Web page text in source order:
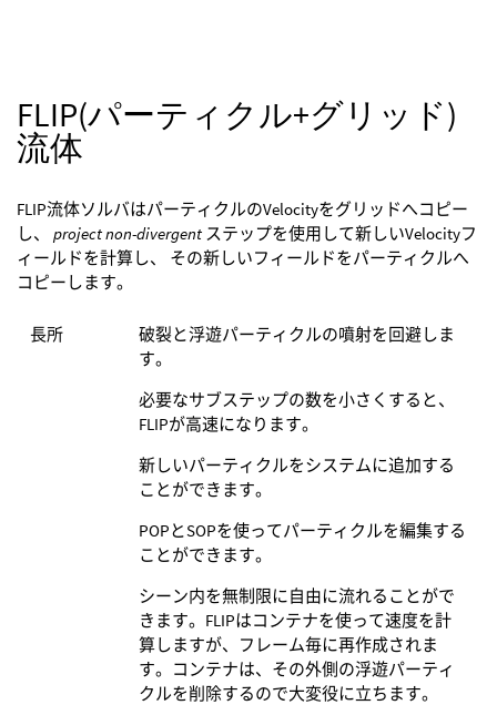
FLIP(パーティクル+グリッド)
流体
FLIP流体ソルバはパーティクルのVelocityをグリッドへコピー
し、 project non-divergent ステップを使用して新しいVelocityフ
ィールドを計算し、 その新しいフィールドをパーティクルへ
コピーします。
長所
破裂と浮遊パーティクルの噴射を回避しま
す。
必要なサブステップの数を小さくすると、
FLIPが高速になります。
新しいパーティクルをシステムに追加する
ことができます。
POPとSOPを使ってパーティクルを編集する
ことができます。
シーン内を無制限に自由に流れることがで
きます。FLIPはコンテナを使って速度を計
算しますが、フレーム毎に再作成されま
す。コンテナは、その外側の浮遊パーティ
クルを削除するので大変役に立ちます。